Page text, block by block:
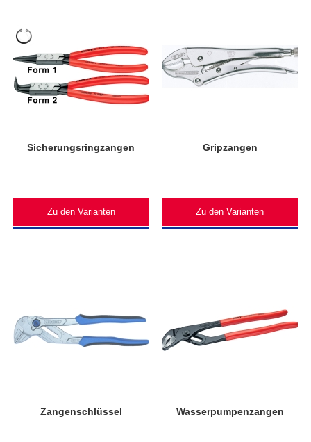
Sicherungsringzangen
Zu den Varianten
Gripzangen
Zu den Varianten
Zangenschlüssel Wasserpumpenzangen